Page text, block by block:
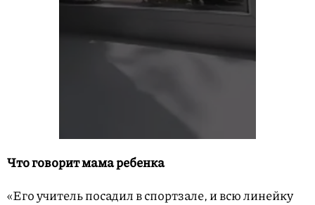
Что говорит мама ребенка
«Его учитель посадил в спортзале, и всю линейку